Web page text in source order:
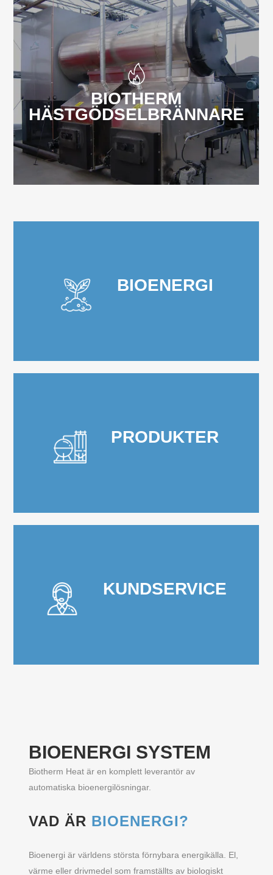
BIOTHERM
HÄSTGÖDSELBRÄNNARE
BIOENERGI
PRODUKTER
KUNDSERVICE
BIOENERGI SYSTEM
Biotherm Heat är en komplett leverantör av
automatiska bioenergilösningar.
VAD ÄR BIOENERGI?
Bioenergi är världens största förnybara energikälla. El,
värme eller drivmedel som framställts av biologiskt